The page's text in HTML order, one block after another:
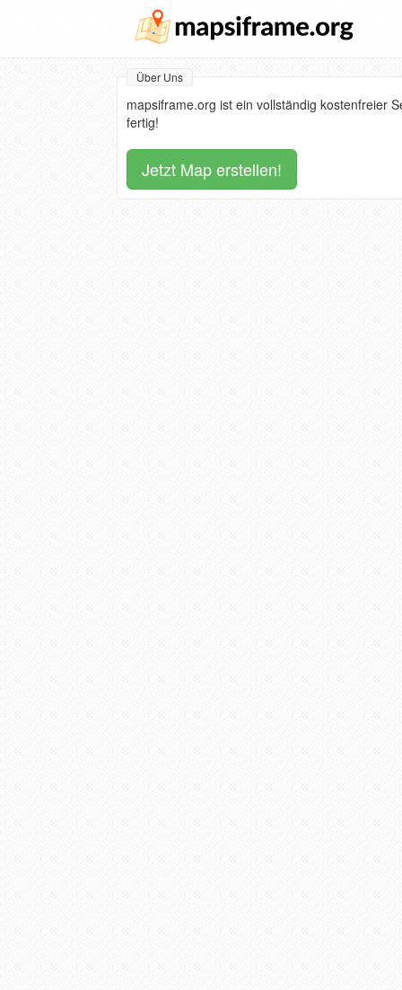
Über Uns
mapsiframe.org ist ein vollständig kostenfreier
fertig!
Jetzt Map erstellen!